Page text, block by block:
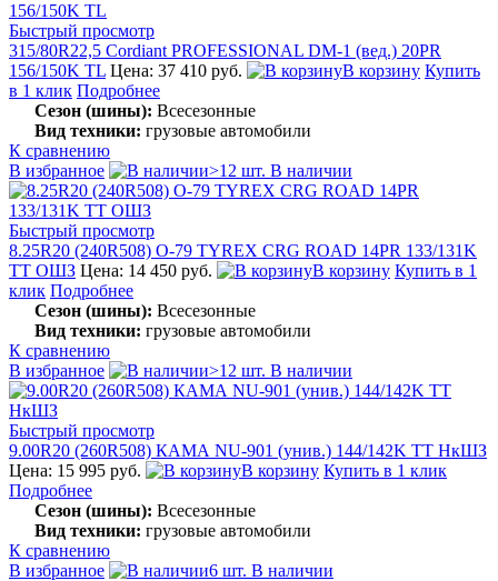
Быстрый просмотр
315/80R22,5 Cordiant PROFESSIONAL DM-1 (вед.) 20PR
156/150K TL Цена: 37 410 руб. В корзину Купить
в 1 клик Подробнее
Сезон (шины): Всесезонные
Вид техники: грузовые автомобили
К сравнению
В избранное
>12 шт. В наличии
Быстрый просмотр
8.25R20 (240R508) О-79 TYREX CRG ROAD 14PR 133/131K
TT ОШЗ Цена: 14 450 руб. В корзину Купить в 1
клик Подробнее
Сезон (шины): Всесезонные
Вид техники: грузовые автомобили
К сравнению
В избранное
>12 шт. В наличии
Быстрый просмотр
9.00R20 (260R508) КАМА NU-901 (унив.) 144/142K TT НкШЗ
Цена: 15 995 руб.
В корзину Купить в 1 клик
Подробнее
Сезон (шины): Всесезонные
Вид техники: грузовые автомобили
К сравнению
В избранное
6 шт. В наличии